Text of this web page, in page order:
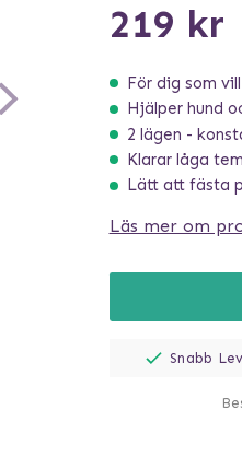
219 kr
För dig som
Hjälper hund
2 lägen -
Klarar låga
Lätt att fästa
Läs mer om
Snabb